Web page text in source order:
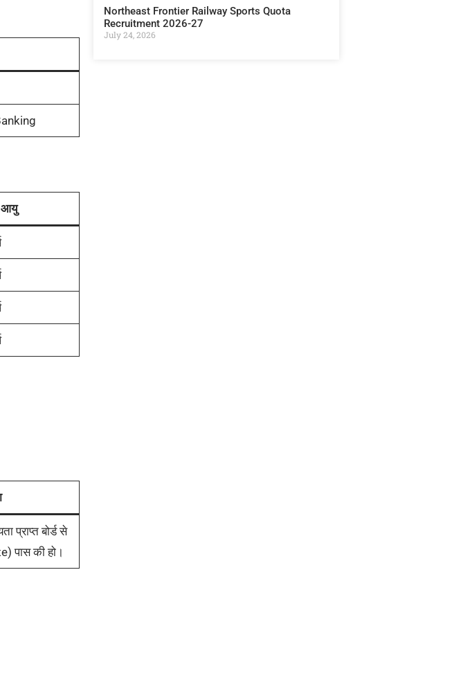
आयु
प्राप्त बोर्ड से
पास की हो।
Northeast Frontier Railway Sports Quota
Recruitment 2026-27
July 24, 2026